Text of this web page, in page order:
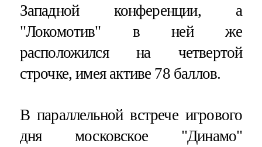
Западной конференции, а
"Локомотив" в ней же
расположился на четвертой
строчке, имея активе 78 баллов.
В параллельной встрече игрового
дня московское "Динамо"